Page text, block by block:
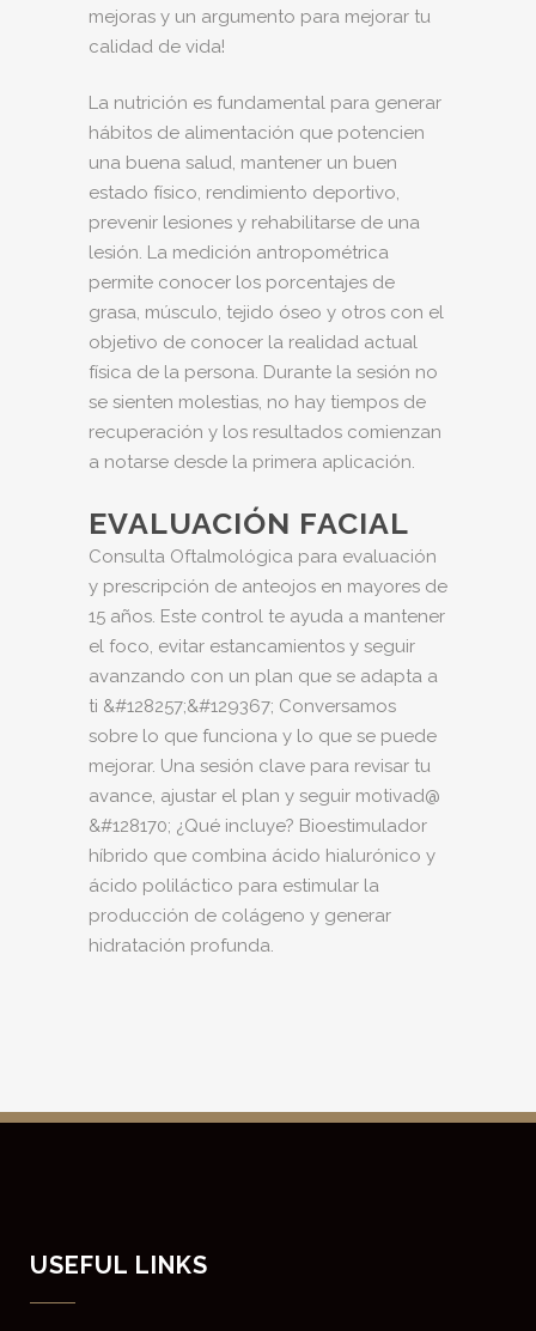
mejoras y un argumento para mejorar tu
calidad de vida!
La nutrición es fundamental para generar
hábitos de alimentación que potencien
una buena salud, mantener un buen
estado físico, rendimiento deportivo,
prevenir lesiones y rehabilitarse de una
lesión. La medición antropométrica
permite conocer los porcentajes de
grasa, músculo, tejido óseo y otros con el
objetivo de conocer la realidad actual
física de la persona. Durante la sesión no
se sienten molestias, no hay tiempos de
recuperación y los resultados comienzan
a notarse desde la primera aplicación.
EVALUACIÓN FACIAL
Consulta Oftalmológica para evaluación
y prescripción de anteojos en mayores de
15 años. Este control te ayuda a mantener
el foco, evitar estancamientos y seguir
avanzando con un plan que se adapta a
ti &#128257;&#129367; Conversamos
sobre lo que funciona y lo que se puede
mejorar. Una sesión clave para revisar tu
avance, ajustar el plan y seguir motivad@
&#128170; ¿Qué incluye? Bioestimulador
híbrido que combina ácido hialurónico y
ácido poliláctico para estimular la
producción de colágeno y generar
hidratación profunda.
USEFUL LINKS